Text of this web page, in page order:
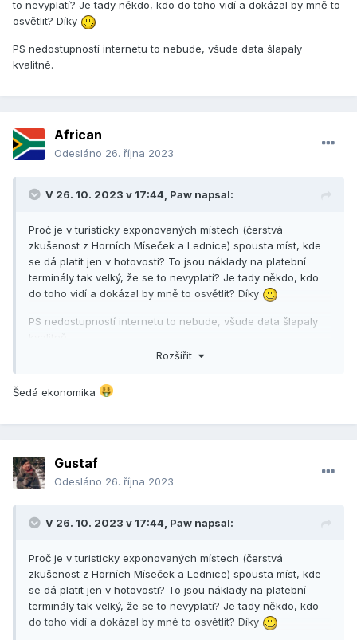
to nevyplatí? Je tady někdo, kdo do toho vidí a dokázal by mně to
osvětlit? Díky
PS nedostupností internetu to nebude, všude data šlapaly
kvalitně.
African
Odesláno 26. října 2023
V 26. 10. 2023 v 17:44, Paw napsal:
Proč je v turisticky exponovaných místech (čerstvá
zkušenost z Horních Míseček a Lednice) spousta míst, kde
se dá platit jen v hotovosti? To jsou náklady na platební
terminály tak velký, že se to nevyplatí? Je tady někdo, kdo
do toho vidí a dokázal by mně to osvětlit? Díky
PS nedostupností internetu to nebude, všude data šlapaly
Rozšířit
Šedá ekonomika
Gustaf
Odesláno 26. října 2023
V 26. 10. 2023 v 17:44, Paw napsal:
Proč je v turisticky exponovaných místech (čerstvá
zkušenost z Horních Míseček a Lednice) spousta míst, kde
se dá platit jen v hotovosti? To jsou náklady na platební
terminály tak velký, že se to nevyplatí? Je tady někdo, kdo
do toho vidí a dokázal by mně to osvětlit? Díky